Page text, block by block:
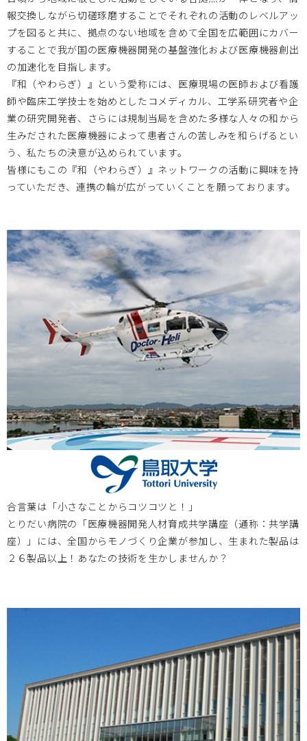
大阪医療センターBi-AMPS 2026.01.06
＜MDF会員以外も参加可能＞1/29医工連携マッチング例会
【次世代医療システム産業化フォーラム2025（MDF）】を
開催します。
岡山大学 2025.11.14
岡山大学
11月27日（木）17時30分～19時
岡山大学病院 第3回次世代医療機器開発人材育成プログラ
ム 医療機器開発コース 申込受付中
大阪医療センターBi-AMPS
2025年11月7日～8日 第79回国立病院総合医学会に、大阪
医療センターBi-AMPSが出展します。開発中の製品等を展
示いたします。鳥取大学の開発中の製品もご紹介します。
岡山大学
2025年度次世代医療機器開発人材育成プログラム 医療機器
開発コース 受講生募集
7月24日（木） 第18回 BIZEN活動発信会 開催のお知ら
岡山大学 2025.06.12
報交換しながら切磋琢磨することでそれぞれの活動のレベルアッ
プを図ると共に、拠点のない地域を含めて全国を広範囲にカバー
することで我が国の医療機器開発の基盤強化および医療機器創出
の加速化を目指します。
『和（やわらぎ）』という愛称には、医療現場の医師および看護
師や臨床工学技士を始めとしたコメディカル、工学系研究者や企
業の研究開発者、さらには規制当局を含めた多様な人々の和から
生みだされた医療機器によって患者さんの苦しみを和らげるとい
う、私たちの決意が込められています。
皆様にもこの『和（やわらぎ）』ネットワークの活動に興味を持
っていただき、連携の輪が広がっていくことを願っております。
合言葉は「小さなことからコツコツと！」
とりだい病院の「医療機器開発人材育成共学講座（通称：共学講
座）」には、全国からモノづくり企業が参加し、生まれた製品は
２６製品以上！あなたの技術を生かしませんか？